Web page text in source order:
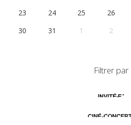
23
24 25 26
30
31 1 2
Filtrer par